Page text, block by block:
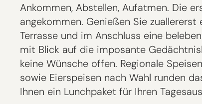
Ankommen, Abstellen, Aufatmen. Die
angekommen. Genießen Sie
Terrasse und im Anschluss eine
mit Blick auf die imposante
keine Wünsche offen. Regionale
sowie Eierspeisen nach Wahl runden
Ihnen ein Lunchpaket für Ihren